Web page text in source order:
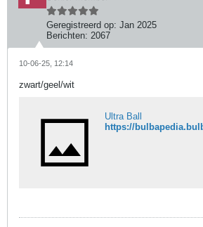
Geregistreerd op: Jan 2025
Berichten: 2067
10-06-25, 12:14
zwart/geel/wit
Ultra Ball